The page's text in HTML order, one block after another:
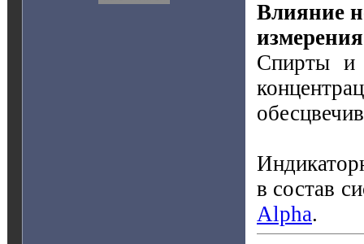
Влияние
Спирты и
в состав
Alpha.